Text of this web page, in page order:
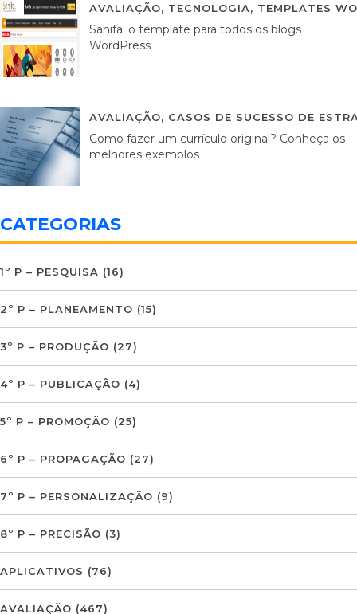
AVALIAÇÃO, TECNOLOGIA, TEMPLATES
Sahifa: o template para todos os blogs
WordPress
AVALIAÇÃO, CASOS DE SUCESSO DE
Como fazer um currículo original? Conheça os
melhores exemplos
CATEGORIAS
1º P – PESQUISA (16)
2º P – PLANEAMENTO (15)
3º P – PRODUÇÃO (27)
4º P – PUBLICAÇÃO (4)
5º P – PROMOÇÃO (25)
6º P – PROPAGAÇÃO (27)
7º P – PERSONALIZAÇÃO (9)
8º P – PRECISÃO (3)
APLICATIVOS (76)
AVALIAÇÃO (467)